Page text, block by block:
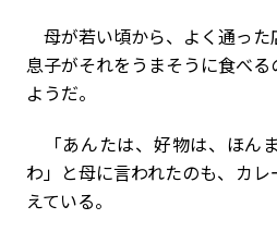
母が若い頃から、よく通った
息子がそれをうまそうに食べ
ようだ。
「あんたは、好物は、ほん
わ」と母に言われたのも、カ
えている。